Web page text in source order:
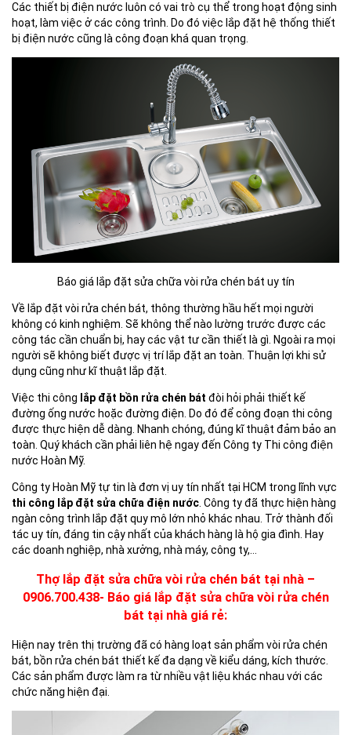
Các thiết bị điện nước luôn có vai trò cụ thể trong hoạt động sinh
hoạt, làm việc ở các công trình. Do đó việc lắp đặt hệ thống thiết
bị điện nước cũng là công đoạn khá quan trọng.
Báo giá lắp đặt sửa chữa vòi rửa chén bát uy tín
Về lắp đặt vòi rửa chén bát, thông thường hầu hết mọi người
không có kinh nghiệm. Sẽ không thể nào lường trước được các
công tác cần chuẩn bị, hay các vật tư cần thiết là gì. Ngoài ra mọi
người sẽ không biết được vị trí lắp đặt an toàn. Thuận lợi khi sử
dụng cũng như kĩ thuật lắp đặt.
Việc thi công lắp đặt bồn rửa chén bát đòi hỏi phải thiết kế
đường ống nước hoặc đường điện. Do đó để công đoạn thi công
được thực hiện dễ dàng. Nhanh chóng, đúng kĩ thuật đảm bảo an
toàn. Quý khách cần phải liên hệ ngay đến Công ty Thi công điện
nước Hoàn Mỹ.
Công ty Hoàn Mỹ tự tin là đơn vị uy tín nhất tại HCM trong lĩnh vực
thi công lắp đặt sửa chữa điện nước . Công ty đã thực hiện hàng
ngàn công trình lắp đặt quy mô lớn nhỏ khác nhau. Trở thành đối
tác uy tín, đáng tin cậy nhất của khách hàng là hộ gia đình. Hay
các doanh nghiệp, nhà xưởng, nhà máy, công ty,…
Thợ lắp đặt sửa chữa vòi rửa chén bát tại nhà –
0906.700.438- Báo giá lắp đặt sửa chữa vòi rửa chén
bát tại nhà giá rẻ:
Hiện nay trên thị trường đã có hàng loạt sản phẩm vòi rửa chén
bát, bồn rửa chén bát thiết kế đa dạng về kiểu dáng, kích thước.
Các sản phẩm được làm ra từ nhiều vật liệu khác nhau với các
chức năng hiện đại.